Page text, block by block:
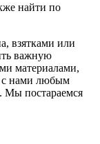
найти по
взятками или
важную
материалами,
с нами любым
Мы постараемся